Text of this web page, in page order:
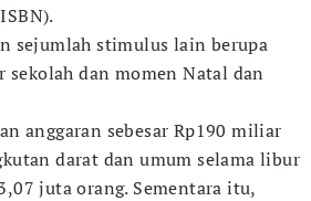
sejumlah stimulus lain berupa
dan momen Natal dan
anggaran sebesar Rp190 miliar
darat dan umum selama libur
juta orang. Sementara itu,